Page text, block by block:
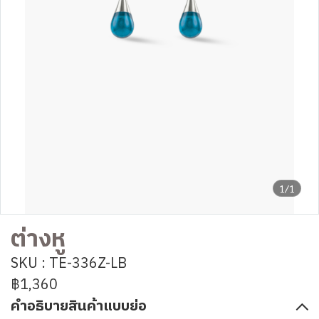
1/1
ต่างหู
SKU : TE-336Z-LB
฿1,360
คำอธิบายสินค้าแบบย่อ